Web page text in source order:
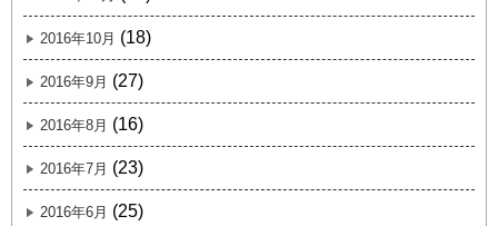
2016年10月 (18)
2016年9月 (27)
2016年8月 (16)
2016年7月 (23)
2016年6月 (25)